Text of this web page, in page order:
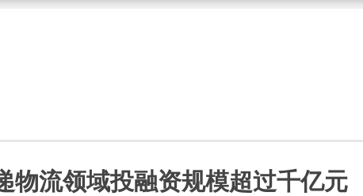
物流领域投融资规模超过千亿元